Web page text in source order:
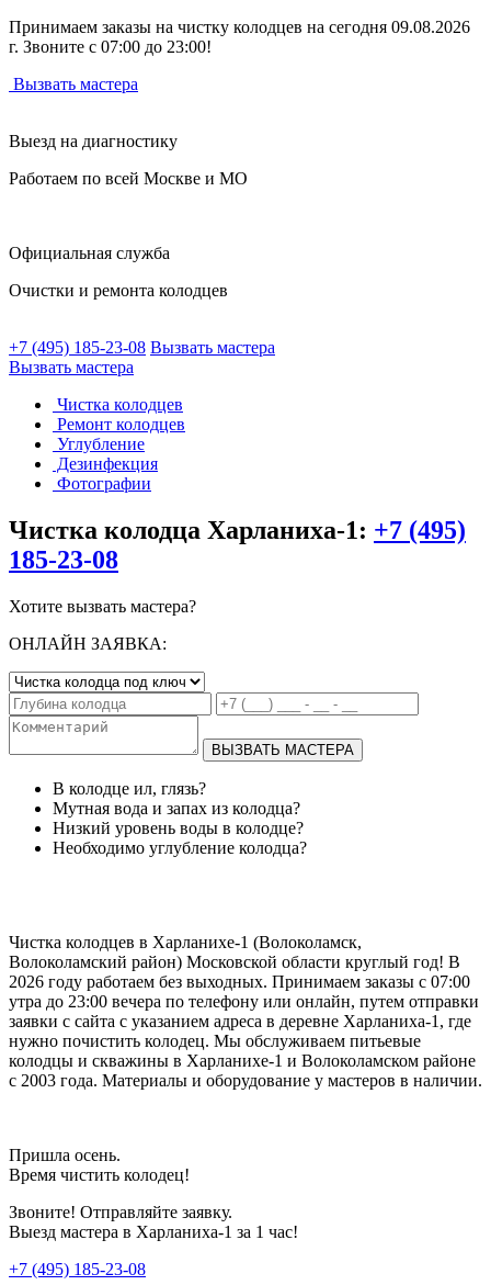
Принимаем заказы на чистку колодцев на сегодня 09.08.2026
г. Звоните с 07:00 до 23:00!
Вызвать мастера
Выезд на диагностику
Работаем по всей Москве и МО
Официальная служба
Очистки и ремонта колодцев
+7 (495) 185-23-08 Вызвать мастера
Вызвать мастера
Чистка колодцев
Ремонт колодцев
Углубление
Дезинфекция
Фотографии
Чистка колодца Харланиха-1: +7 (495)
185-23-08
Хотите вызвать мастера?
ОНЛАЙН ЗАЯВКА:
ВЫЗВАТЬ МАСТЕРА
В колодце ил, глязь?
Мутная вода и запах из колодца?
Низкий уровень воды в колодце?
Необходимо углубление колодца?
Чистка колодцев в Харланихе-1 (Волоколамск,
Волоколамский район) Московской области круглый год! В
2026 году работаем без выходных. Принимаем заказы с 07:00
утра до 23:00 вечера по телефону или онлайн, путем отправки
заявки с сайта с указанием адреса в деревне Харланиха-1, где
нужно почистить колодец. Мы обслуживаем питьевые
колодцы и скважины в Харланихе-1 и Волоколамском районе
с 2003 года. Материалы и оборудование у мастеров в наличии.
Пришла осень.
Время чистить колодец!
Звоните! Отправляйте заявку.
Выезд мастера в Харланиха-1 за 1 час!
+7 (495) 185-23-08